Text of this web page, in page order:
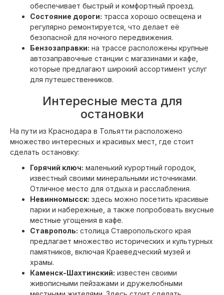
обеспечивает быстрый и комфортный проезд.
Состояние дороги: трасса хорошо освещена и
регулярно ремонтируется, что делает её
безопасной для ночного передвижения.
Бензозаправки: на трассе расположены крупные
автозаправочные станции с магазинами и кафе,
которые предлагают широкий ассортимент услуг
для путешественников.
Интересные места для
остановки
На пути из Краснодара в Тольятти расположено
множество интересных и красивых мест, где стоит
сделать остановку:
Горячий ключ: маленький курортный городок,
известный своими минеральными источниками.
Отличное место для отдыха и расслабления.
Невинномысск: здесь можно посетить красивые
парки и набережные, а также попробовать вкусные
местные угощения в кафе.
Ставрополь: столица Ставропольского края
предлагает множество исторических и культурных
памятников, включая Краеведческий музей и
храмы.
Каменск-Шахтинский: известен своими
живописными пейзажами и дружелюбными